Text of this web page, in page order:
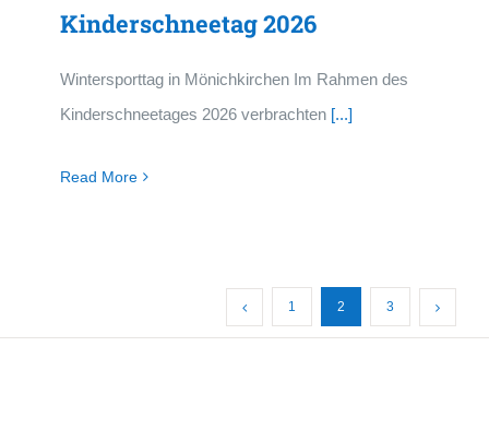
Kinderschneetag 2026
Wintersporttag in Mönichkirchen Im Rahmen des
Kinderschneetages 2026 verbrachten [...]
Read More
1 2 3